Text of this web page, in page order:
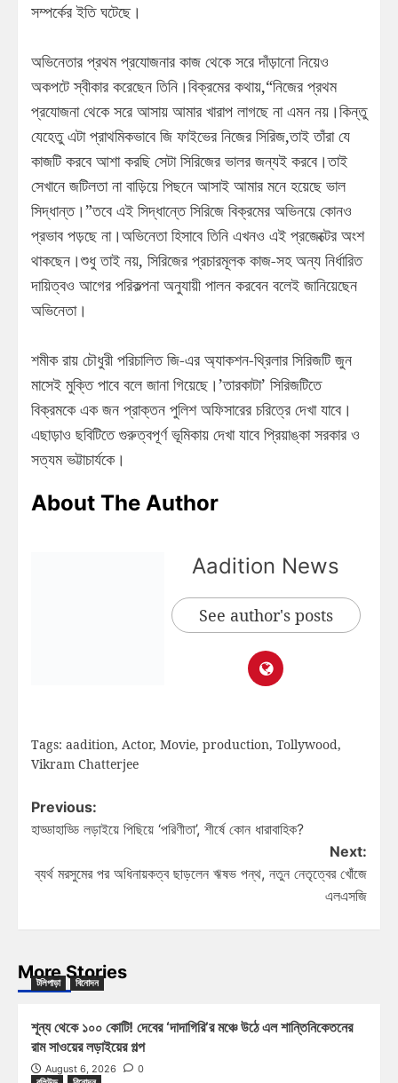
সম্পর্কের ইতি ঘটেছে।
অভিনেতার প্রথম প্রযোজনার কাজ থেকে সরে দাঁড়ানো নিয়েও
অকপটে স্বীকার করেছেন তিনি।বিক্রমের কথায়,“নিজের প্রথম
প্রযোজনা থেকে সরে আসায় আমার খারাপ লাগছে না এমন নয়।কিন্তু
যেহেতু এটা প্রাথমিকভাবে জি ফাইভের নিজের সিরিজ,তাই তাঁরা যে
কাজটি করবে আশা করছি সেটা সিরিজের ভালর জন্যই করবে।তাই
সেখানে জটিলতা না বাড়িয়ে পিছনে আসাই আমার মনে হয়েছে ভাল
সিদ্ধান্ত।”তবে এই সিদ্ধান্তে সিরিজে বিক্রমের অভিনয়ে কোনও
প্রভাব পড়ছে না।অভিনেতা হিসাবে তিনি এখনও এই প্রজেক্টের অংশ
থাকছেন।শুধু তাই নয়, সিরিজের প্রচারমূলক কাজ-সহ অন্য নির্ধারিত
দায়িত্বও আগের পরিকল্পনা অনুযায়ী পালন করবেন বলেই জানিয়েছেন
অভিনেতা।
শমীক রায় চৌধুরী পরিচালিত জি-এর অ্যাকশন-থ্রিলার সিরিজটি জুন
মাসেই মুক্তি পাবে বলে জানা গিয়েছে।’তারকাটা’ সিরিজটিতে
বিক্রমকে এক জন প্রাক্তন পুলিশ অফিসারের চরিত্রে দেখা যাবে।
এছাড়াও ছবিটিতে গুরুত্বপূর্ণ ভূমিকায় দেখা যাবে প্রিয়াঙ্কা সরকার ও
সত্যম ভট্টাচার্যকে।
About The Author
Aadition News
See author's posts
Tags: aadition, Actor, Movie, production, Tollywood,
Vikram Chatterjee
Previous:
হাড্ডাহাড্ডি লড়াইয়ে পিছিয়ে ‘পরিণীতা’, শীর্ষে কোন ধারাবাহিক?
Next:
ব্যর্থ মরসুমের পর অধিনায়কত্ব ছাড়লেন ঋষভ পন্থ, নতুন নেতৃত্বের খোঁজে
এলএসজি
More Stories
টলিপাড়া বিনোদন
শূন্য থেকে ১০০ কোটি! দেবের ‘দাদাগিরি’র মঞ্চে উঠে এল শান্তিনিকেতনের
রাম সাওয়ের লড়াইয়ের গল্প
August 6, 2026
0